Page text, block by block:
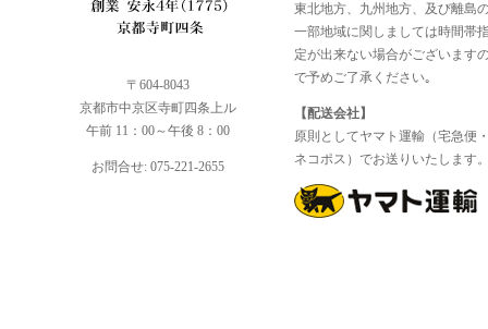
〒604-8043
京都市中京区寺町四条上ル
午前 11：00～午後 8：00
お問合せ: 075-221-2655
東北地方、九州地方、及び離島
一部地域に関しましては時間帯
定が出来ない場合がございます
で予めご了承ください｡
【配送会社】
原則としてヤマト運輸（宅急便
ネコポス）でお送りいたします